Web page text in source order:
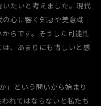
たいと考えました。現代
心に響く知恵や美意識
らです。そうした可能性
、あまりにも惜しいと感
」という問いから始まり
れてはならないと私たち